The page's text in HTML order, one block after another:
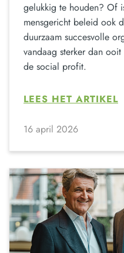
gelukkig te houden? Of
mensgericht beleid ook
duurzaam succesvolle
vandaag sterker dan
de social profit.
LEES HET ARTIKEL
16 april 2026